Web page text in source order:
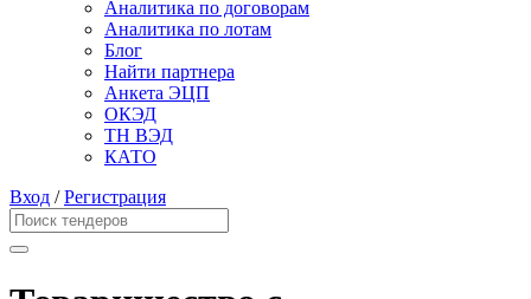
Аналитика по договорам
Аналитика по лотам
Блог
Найти партнера
Анкета ЭЦП
ОКЭД
ТН ВЭД
КАТО
Вход /Регистрация